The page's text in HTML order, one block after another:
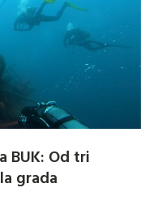
BUK: Od tri
grada